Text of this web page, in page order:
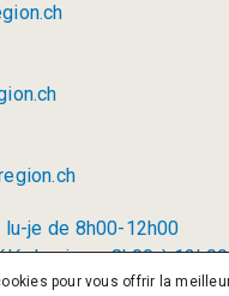
lu-je de 8h00-12h00
8h00 à
pour vous offrir la